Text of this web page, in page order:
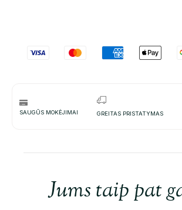
SAUGŪS MOKĖJIMAI GREITAS PRISTATYMAS
Jums taip pat